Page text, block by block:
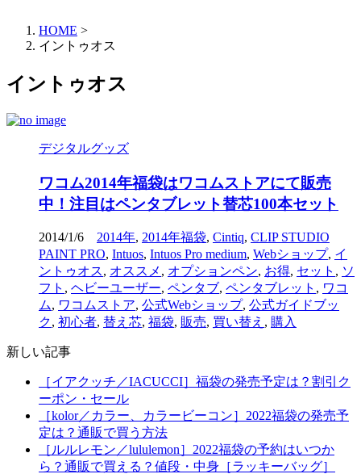
HOME >
イントゥオス
イントゥオス
デジタルグッズ
ワコム2014年福袋はワコムストアにて販売
中！注目はペンタブレット替芯100本セット
2014/1/6 2014年, 2014年福袋, Cintiq, CLIP STUDIO
PAINT PRO, Intuos, Intuos Pro medium, Webショップ, イ
ントゥオス, オススメ , オプションペン, お得, セット , ソ
フト , ヘビーユーザー, ペンタブ, ペンタブレット , ワコ
ム, ワコムストア, 公式Webショップ, 公式ガイドブッ
ク, 初心者, 替え芯, 福袋, 販売, 買い替え , 購入
新しい記事
［イアクッチ／IACUCCI］福袋の発売予定は？割引ク
ーポン・セール
［kolor／カラー、カラービーコン］2022福袋の発売予
定は？通販で買う方法
［ルルレモン／lululemon］2022福袋の予約はいつか
ら？通販で買える？値段・中身［ラッキーバッグ］